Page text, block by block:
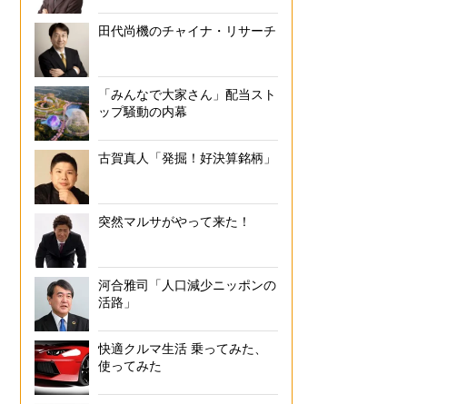
田代尚機のチャイナ・リサーチ
「みんなで大家さん」配当スト
ップ騒動の内幕
古賀真人「発掘！好決算銘柄」
突然マルサがやって来た！
河合雅司「人口減少ニッポンの
活路」
快適クルマ生活 乗ってみた、
使ってみた